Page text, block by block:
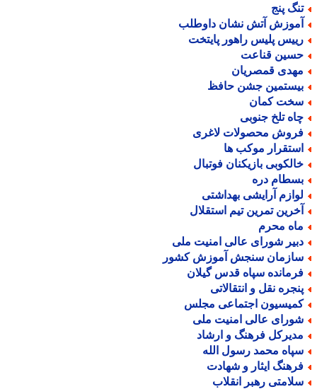
پنج
آتش نشان داوطلب
پلیس راهور پایتخت
قناعت
قمصریان
جشن حافظ
کمان
تلخ جنوبی
محصولات لاغری
موکب ها
بازیکنان فوتبال
دره
آرایشی بهداشتی
تمرین تیم استقلال
محرم
شورای عالی امنیت ملی
سنجش آموزش کشور
سپاه قدس گیلان
نقل و انتقالاتی
اجتماعی مجلس
عالی امنیت ملی
فرهنگ و ارشاد
محمد رسول الله
ایثار و شهادت
رهبر انقلاب